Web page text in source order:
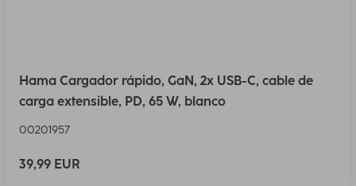
Hama Cargador rápido, GaN, 2x USB-C, cable de
carga extensible, PD, 65 W, blanco
00201957
39,99 EUR